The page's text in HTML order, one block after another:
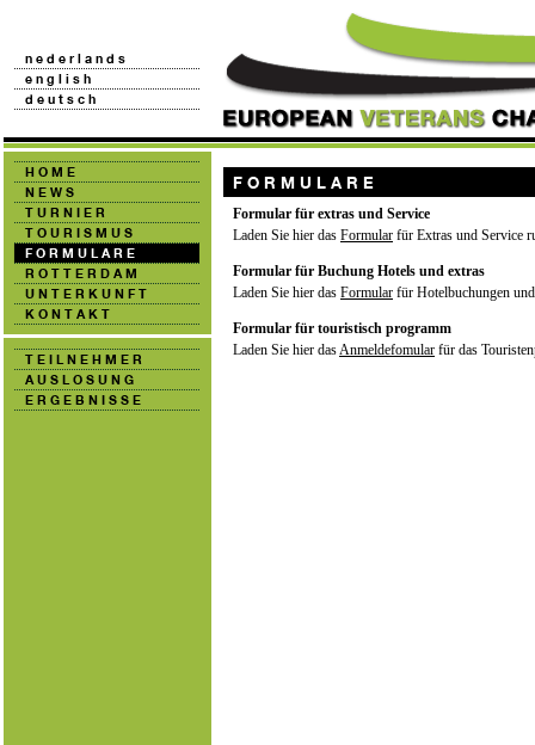
Formular für extras und Service
Laden Sie hier das Formular für Extras und Service
Formular für Buchung Hotels und extras
Laden Sie hier das Formular für Hotelbuchungen
Formular für touristisch programm
Laden Sie hier dasAnmeldefomular für das